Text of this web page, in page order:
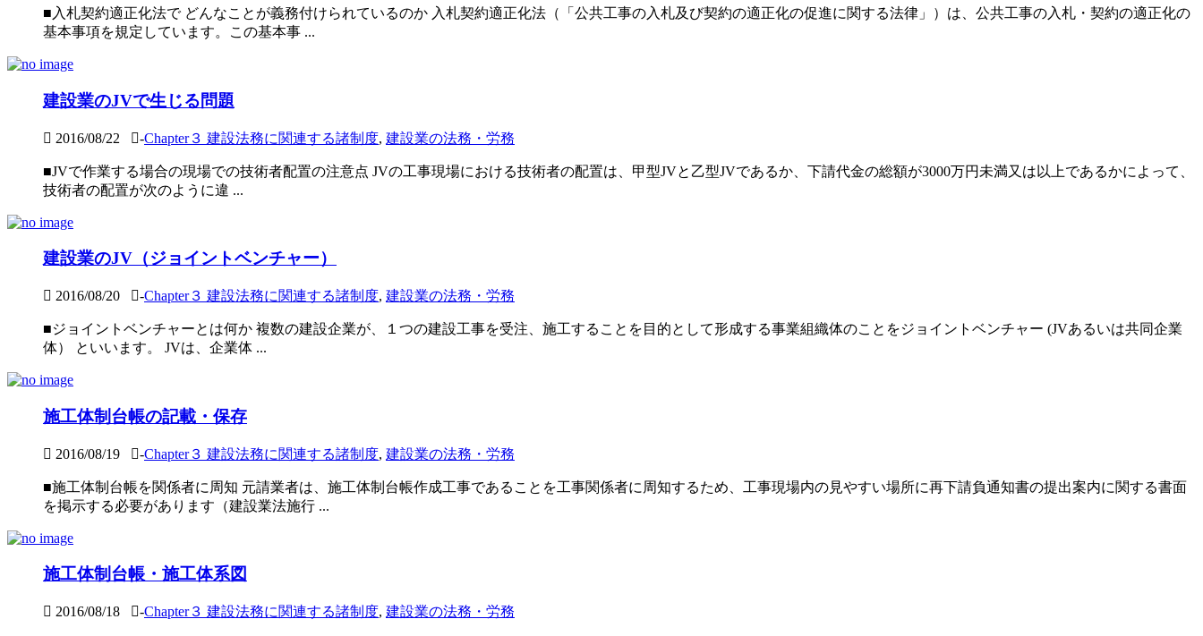
■入札契約適正化法で どんなことが義務付けられているのか 入札契約適正化法（「公共工事の入札及び契約の適正化の促進に関する法律」）は、公共工事の入札・契約の適正化の
基本事項を規定しています。この基本事 ...
建設業のJVで生じる問題
2016/08/22 -Chapter３ 建設法務に関連する諸制度, 建設業の法務・労務
■JVで作業する場合の現場での技術者配置の注意点 JVの工事現場における技術者の配置は、甲型JVと乙型JVであるか、下請代金の総額が3000万円未満又は以上であるかによって、
技術者の配置が次のように違 ...
建設業のJV（ジョイントベンチャー）
2016/08/20 -Chapter３ 建設法務に関連する諸制度, 建設業の法務・労務
■ジョイントベンチャーとは何か 複数の建設企業が、１つの建設工事を受注、施工することを目的として形成する事業組織体のことをジョイントベンチャー (JVあるいは共同企業
体） といいます。 JVは、企業体 ...
施工体制台帳の記載・保存
2016/08/19 -Chapter３ 建設法務に関連する諸制度, 建設業の法務・労務
■施工体制台帳を関係者に周知 元請業者は、施工体制台帳作成工事であることを工事関係者に周知するため、工事現場内の見やすい場所に再下請負通知書の提出案内に関する書面
を掲示する必要があります（建設業法施行 ...
施工体制台帳・施工体系図
2016/08/18 -Chapter３ 建設法務に関連する諸制度, 建設業の法務・労務